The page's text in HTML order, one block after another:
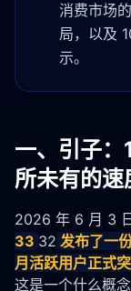
消费市场
局，以及
示。
一、引子
所未有的速
2026 年 6 月 3
33 32 发布了一
月活跃用户正式
这是一个什么概